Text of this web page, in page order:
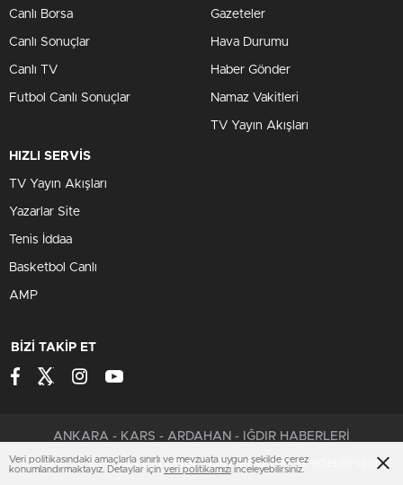
Canlı Borsa
Canlı Sonuçlar
Canlı TV
Futbol Canlı Sonuçlar
Gazeteler
Hava Durumu
Haber Gönder
Namaz Vakitleri
TV Yayın Akışları
HIZLI SERVİS
TV Yayın Akışları
Yazarlar Site
Tenis İddaa
Basketbol Canlı
AMP
BİZİ TAKİP ET
ANKARA - KARS - ARDAHAN - IĞDIR HABERLERİ
Çerezler ile ilgili bilgi içinÇerez Politikamızıziyaret edebilirsiniz.
Veri politikasındaki amaçlarla sınırlı ve mevzuata uygun şekilde çerez
konumlandırmaktayız. Detaylar için veri politikamızı inceleyebilirsiniz.